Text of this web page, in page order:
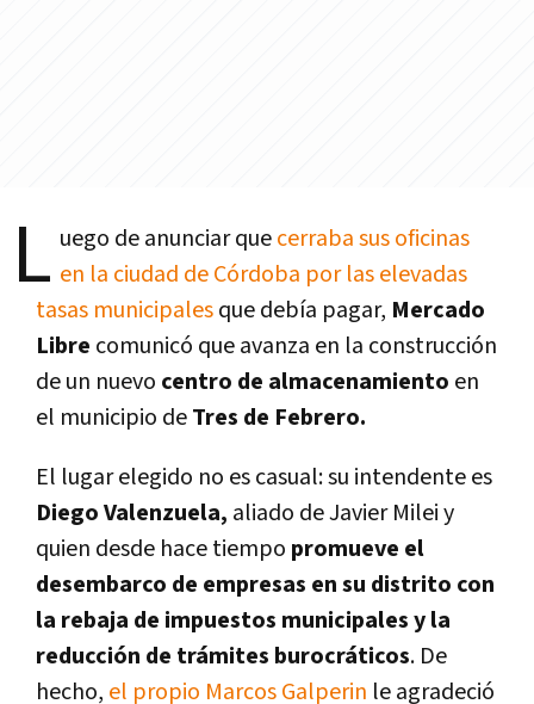
L uego de anunciar quecerraba sus oficinas
en la ciudad de Córdoba por las elevadas
tasas municipalesque debía pagar, Mercado
Libre comunicó que avanza en la construcción
de un nuevo centro de almacenamiento en
el municipio deTres de Febrero.
El lugar elegido no es casual: su intendente es
Diego Valenzuela, aliado de Javier Milei y
quien desde hace tiempo promueve el
desembarco de empresas en su distrito con
la rebaja de impuestos municipales y la
reducción de trámites burocráticos. De
hecho, el propio Marcos Galperin le agradeció